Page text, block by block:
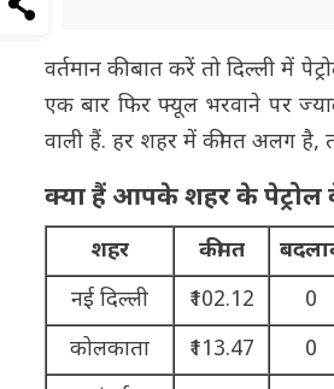
वर्तमान की बात करें तो दिल्ली में
एक बार फिर फ्यूल भरवाने पर
वाली हैं. हर शहर में कीमत अलग
क्या हैं आपके शहर के पेट्रोल
शहर कीमत
नई दिल्ली
₹102.12
0
कोलकाता
₹113.47
0